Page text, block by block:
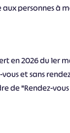
aux personnes à
en 2026 du 1er
et sans
de "Rendez-